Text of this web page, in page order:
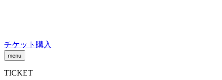
チケット購入
menu
TICKET